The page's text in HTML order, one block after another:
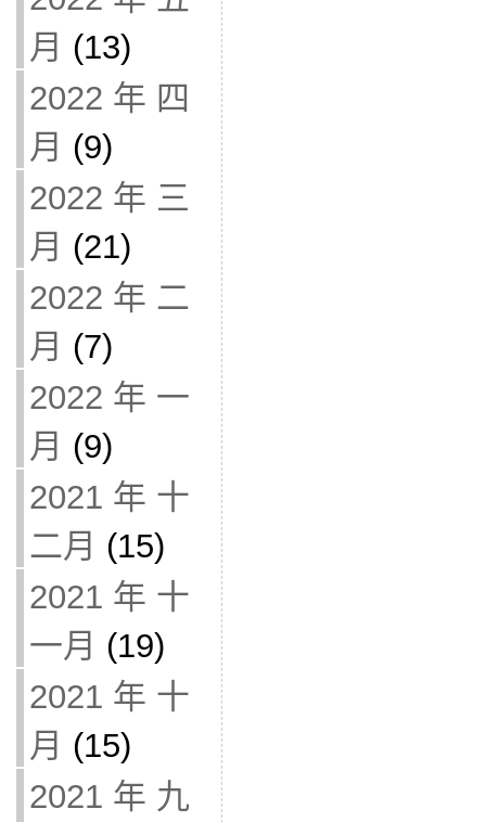
月 (13)
2022 年 四
月 (9)
2022 年 三
月 (21)
2022 年 二
月 (7)
2022 年 一
月 (9)
2021 年 十
二月 (15)
2021 年 十
一月 (19)
2021 年 十
月 (15)
2021 年 九